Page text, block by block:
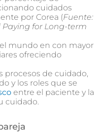
cuidados
por Corea (Fuente:
for Long-term
mundo en con mayor
ofreciendo
procesos de cuidado,
y los roles que se
entre el paciente y la
cuidado.